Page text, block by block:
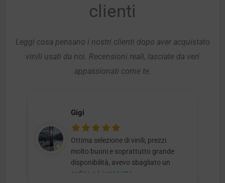
clienti
Leggi cosa pensano i nostri clienti dopo aver acquistato
vinili usati da noi. Recensioni reali, lasciate da veri
appassionati come te.
Gigi
Ottima selezione di vinili, prezzi
molto buoni e soprattutto grande
disponibilità, avevo sbagliato un
ordine e Leggi tutto